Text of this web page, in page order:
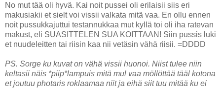
No mut tää oli hyvä. Kai noit pussei oli erilaisii siis eri
makusiakii et sielt voi vissii valkata mitä vaa. En ollu ennen
noit pussukkajuttui testannukkaa mut kyllä toi oli iha ratevan
makust, eli SUASITTELEN SUA KOITTAAN! Siin pussis luki
et nuudeleitten tai riisin kaa nii vetäsin vähä riisii. =DDDD
PS. Sorge ku kuvat on vähä vissii huonoi. Niist tulee niin
keltasii näis *piip*lampuis mitä mul vaa möllöttää tääl kotona
et joutuu photaris roklaamaa niit ja eihä siit tuu mitää ku ei